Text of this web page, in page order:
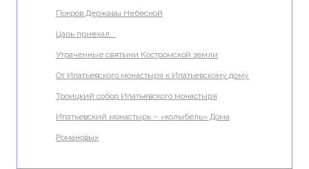
Покров Державы Небесной
Царь приехал...
Утраченные святыни Костромской земли
От Ипатьевского монастыря к Ипатьевскому дому
Троицкий собор Ипатьевского монастыря
Ипатьевский монастырь – «колыбель» Дома
Романовых